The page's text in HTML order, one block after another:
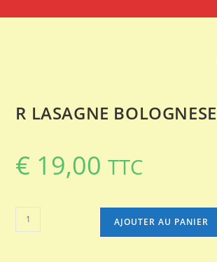
R LASAGNE
€ 19,00 TTC
quantité
de
AJOUTER AU PANIER